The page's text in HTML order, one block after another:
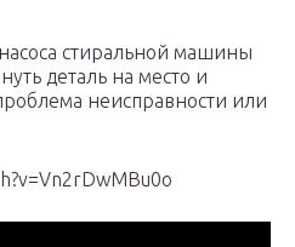
стиральной машины
деталь на место и
неисправности или